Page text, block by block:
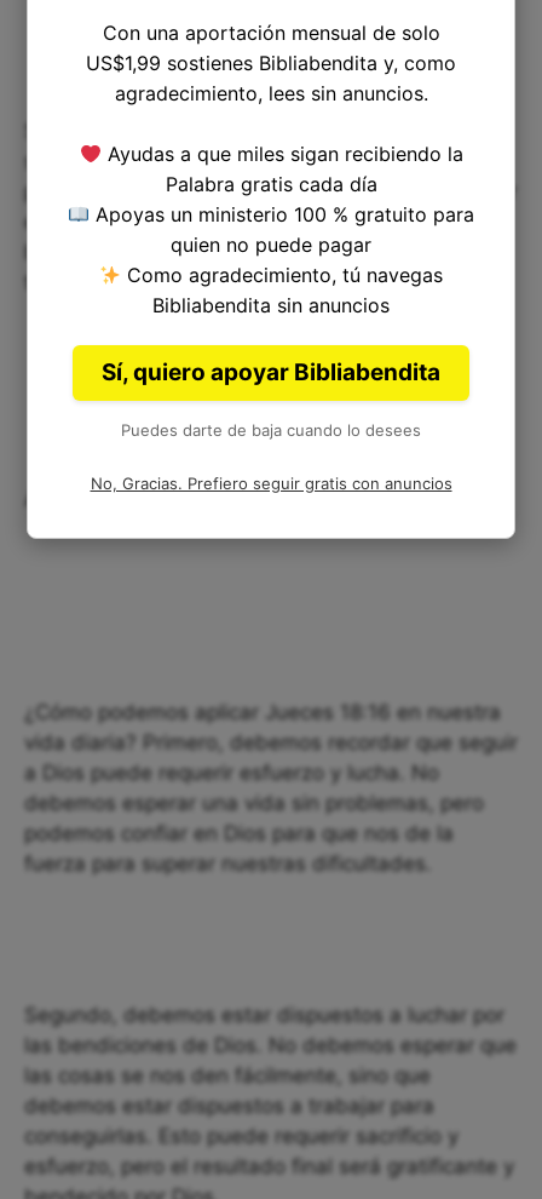
siempre nos dará la fuerza y ​​el valor necesarios
para enfrentar las dificultades. Si podemos confiar
en Él y perseverar en la lucha, seremos
bendecidos y encontraremos la vida que Dios
tiene para nosotros.
Aplicación práctica
¿Cómo podemos aplicar Jueces 18:16 en nuestra
vida diaria? Primero, debemos recordar que seguir
a Dios puede requerir esfuerzo y lucha. No
debemos esperar una vida sin problemas, pero
podemos confiar en Dios para que nos de la
fuerza para superar nuestras dificultades.
Segundo, debemos estar dispuestos a luchar por
las bendiciones de Dios. No debemos esperar que
las cosas se nos den fácilmente, sino que
debemos estar dispuestos a trabajar para
conseguirlas. Esto puede requerir sacrificio y
esfuerzo, pero el resultado final será gratificante y
Con una aportación mensual de solo
US$1,99 sostienes Bibliabendita y, como
agradecimiento, lees sin anuncios.
Ayudas a que miles sigan recibiendo la
Palabra gratis cada día
Apoyas un ministerio 100 % gratuito para
quien no puede pagar
Como agradecimiento, tú navegas
Bibliabendita sin anuncios
Sí, quiero apoyar Bibliabendita
Puedes darte de baja cuando lo desees
No, Gracias. Prefiero seguir gratis con anuncios